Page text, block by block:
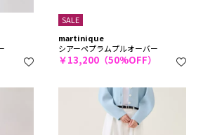
SALE
martinique
シアーペプラムプルオーバー
￥13,200（50%OFF）